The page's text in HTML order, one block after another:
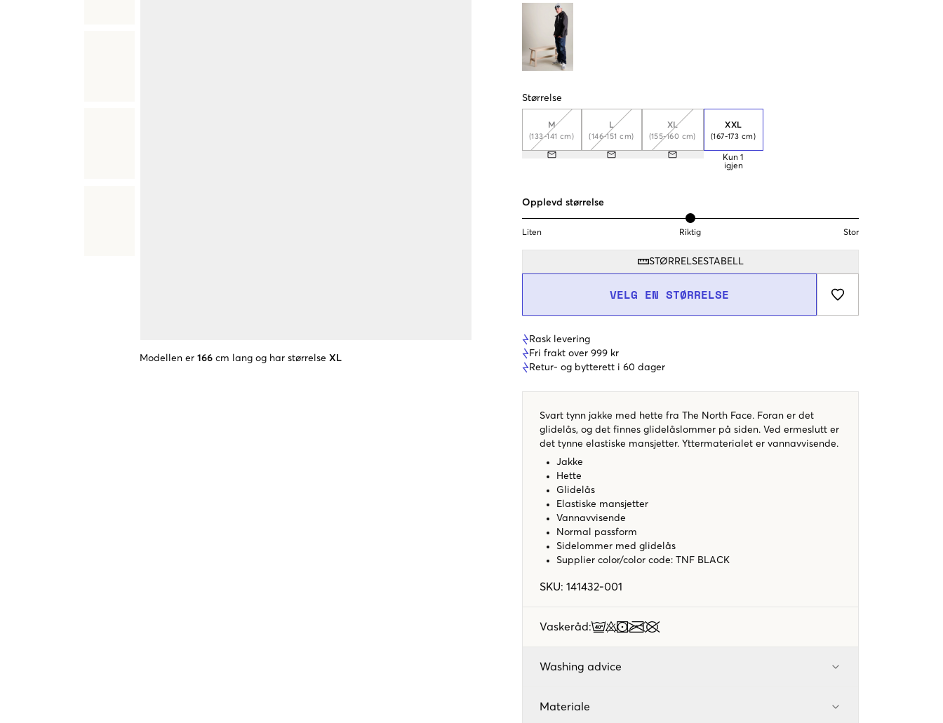
Modellen er 166 cm lang og har størrelse XL
Størrelse
M
(133-141 cm)
L
(146-151 cm)
XL
(155-160 cm)
XXL
(167-173 cm)
Kun 1
igjen
Opplevd størrelse
Liten Riktig Stor
STØRRELSESTABELL
VELG EN STØRRELSE
Rask levering
Fri frakt over 999 kr
Retur- og bytterett i 60 dager
Svart tynn jakke med hette fra The North Face. Foran er det
glidelås, og det finnes glidelåslommer på siden. Ved ermeslutt er
det tynne elastiske mansjetter. Yttermaterialet er vannavvisende.
Jakke
Hette
Glidelås
Elastiske mansjetter
Vannavvisende
Normal passform
Sidelommer med glidelås
Supplier color/color code: TNF BLACK
SKU: 141432-001
Vaskeråd:
Washing advice
Materiale